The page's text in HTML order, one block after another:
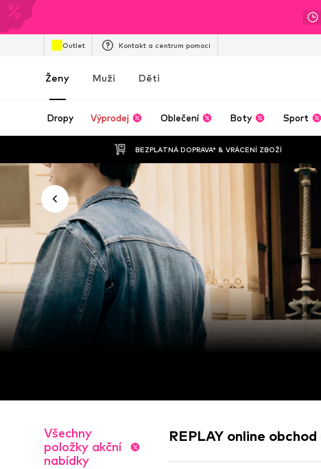
Outlet Kontakt a centrum pomoci
Ženy Muži Děti
Dropy Výprodej Oblečení Boty Sport
BEZPLATNÁ DOPRAVA* & VRÁCENÍ ZBOŽÍ
Všechny
položky akční
nabídky
REPLAY online obchod